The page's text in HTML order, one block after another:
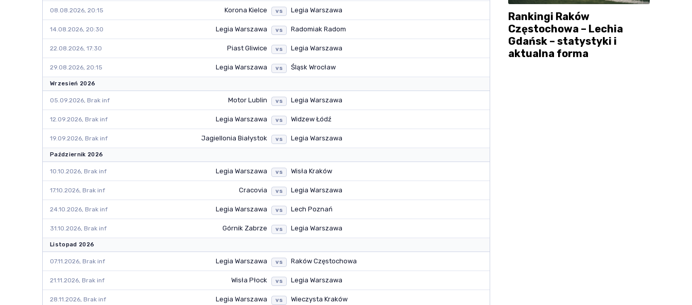
08.08.2026, 20:15 Korona Kielce vs Legia Warszawa
14.08.2026, 20:30 Legia Warszawa vs Radomiak Radom
22.08.2026, 17:30 Piast Gliwice vs Legia Warszawa
29.08.2026, 20:15 Legia Warszawa vs Śląsk Wrocław
Wrzesień 2026
05.09.2026, Brak inf Motor Lublin vs Legia Warszawa
12.09.2026, Brak inf Legia Warszawa vs Widzew Łódź
19.09.2026, Brak inf Jagiellonia Białystok vs Legia Warszawa
Październik 2026
10.10.2026, Brak inf Legia Warszawa vs Wisła Kraków
17.10.2026, Brak inf Cracovia vs Legia Warszawa
24.10.2026, Brak inf Legia Warszawa vs Lech Poznań
31.10.2026, Brak inf Górnik Zabrze vs Legia Warszawa
Listopad 2026
07.11.2026, Brak inf Legia Warszawa vs Raków Częstochowa
21.11.2026, Brak inf Wisła Płock vs Legia Warszawa
28.11.2026, Brak inf Legia Warszawa vs Wieczysta Kraków
Rankingi Raków
Częstochowa – Lechia
Gdańsk – statystyki i
aktualna forma